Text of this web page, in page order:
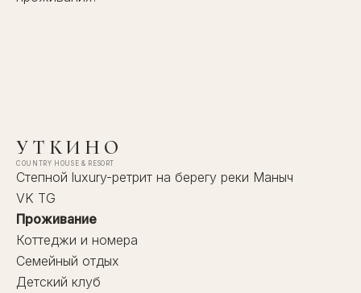
УТКИНО
COUNTRY HOUSE & RESORT
Степной luxury-ретрит на берегу реки Маныч
VK TG
Проживание
Коттеджи и номера
Семейный отдых
Детский клуб